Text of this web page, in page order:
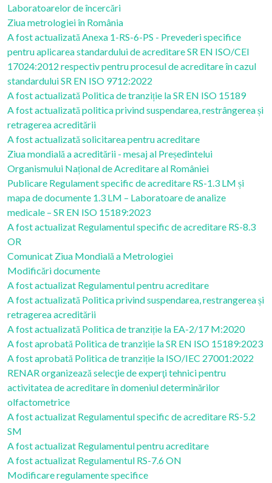
Laboratoarelor de încercări
Ziua metrologiei în România
A fost actualizată Anexa 1-RS-6-PS - Prevederi specifice
pentru aplicarea standardului de acreditare SR EN ISO/CEI
17024:2012 respectiv pentru procesul de acreditare în cazul
standardului SR EN ISO 9712:2022
A fost actualizată Politica de tranziție la SR EN ISO 15189
A fost actualizată politica privind suspendarea, restrângerea și
retragerea acreditării
A fost actualizată solicitarea pentru acreditare
Ziua mondială a acreditării - mesaj al Președintelui
Organismului Național de Acreditare al României
Publicare Regulament specific de acreditare RS-1.3 LM și
mapa de documente 1.3 LM – Laboratoare de analize
medicale – SR EN ISO 15189:2023
A fost actualizat Regulamentul specific de acreditare RS-8.3
OR
Comunicat Ziua Mondială a Metrologiei
Modificări documente
A fost actualizat Regulamentul pentru acreditare
A fost actualizată Politica privind suspendarea, restrangerea și
retragerea acreditării
A fost actualizată Politica de tranziție la EA-2/17 M:2020
A fost aprobată Politica de tranziție la SR EN ISO 15189:2023
A fost aprobată Politica de tranziție la ISO/IEC 27001:2022
RENAR organizează selecţie de experţi tehnici pentru
activitatea de acreditare în domeniul determinărilor
olfactometrice
A fost actualizat Regulamentul specific de acreditare RS-5.2
SM
A fost actualizat Regulamentul pentru acreditare
A fost actualizat Regulamentul RS-7.6 ON
Modificare regulamente specifice